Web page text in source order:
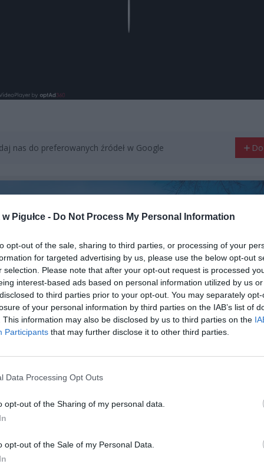
Pigułce - Do Not Process My Personal Information
opt-out of the sale, sharing to third parties, or processing of your
for targeted advertising by us, please use the below opt-out
selection. Please note that after your opt-out request is processed
interest-based ads based on personal information utilized by us
to third parties prior to your opt-out. You may separately
of your personal information by third parties on the IAB’s list of
This information may also be disclosed by us to third parties on the
Participants that may further disclose it to other third parties.
Data Processing Opt Outs
opt-out of the Sharing of my personal data.
opt-out of the Sale of my Personal Data.
nas do preferowanych źródeł w Google
Fot. W Kurpias
RÓWNIEŻ: